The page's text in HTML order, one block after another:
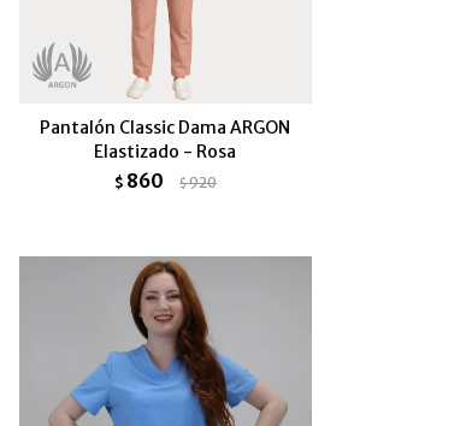
Pantalón Classic Dama ARGON
Elastizado - Rosa
$ 860 $920